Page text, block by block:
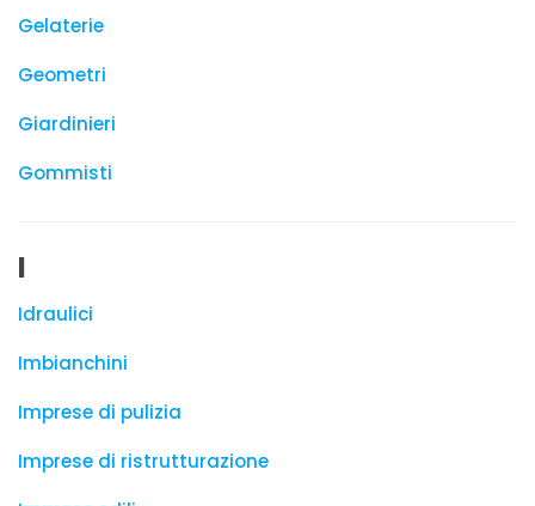
Gelaterie
Geometri
Giardinieri
Gommisti
I
Idraulici
Imbianchini
Imprese di pulizia
Imprese di ristrutturazione